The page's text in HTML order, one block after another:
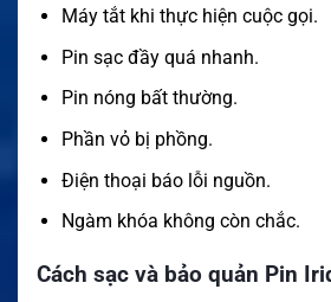
Máy tắt khi thực hiện cuộc gọi.
Pin sạc đầy quá nhanh.
Pin nóng bất thường.
Phần vỏ bị phồng.
Điện thoại báo lỗi nguồn.
Ngàm khóa không còn chắc.
Cách sạc và bảo quản Pin